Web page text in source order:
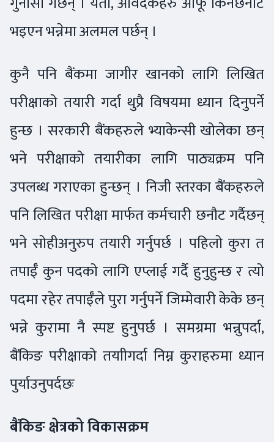
भइएन भन्नेमा अलमल पर्छन् ।
कुनै पनि बैंकमा जागीर खानको लागि लिखित
परीक्षाको तयारी गर्दा थुप्रै विषयमा ध्यान दिनुपर्ने
हुन्छ । सरकारी बैंकहरुले भ्याकेन्सी खोलेका छन्
भने परीक्षाको तयारीका लागि पाठ्यक्रम पनि
उपलब्ध गराएका हुन्छन् । निजी स्तरका बैंकहरुले
पनि लिखित परीक्षा मार्फत कर्मचारी छनौट गर्दैछन्
भने सोहीअनुरुप तयारी गर्नुपर्छ । पहिलो कुरा त
तपाईँ कुन पदको लागि एप्लाई गर्दै हुनुहुन्छ र त्यो
पदमा रहेर तपाईँले पुरा गर्नुपर्ने जिम्मेवारी केके छन्
भन्ने कुरामा नै स्पष्ट हुनुपर्छ । समग्रमा भन्नुपर्दा,
बैंकिङ परीक्षाको तयाीगर्दा निम्न कुराहरुमा ध्यान
पुर्याउनुपर्दछः
बैंकिङ क्षेत्रको विकासक्रम